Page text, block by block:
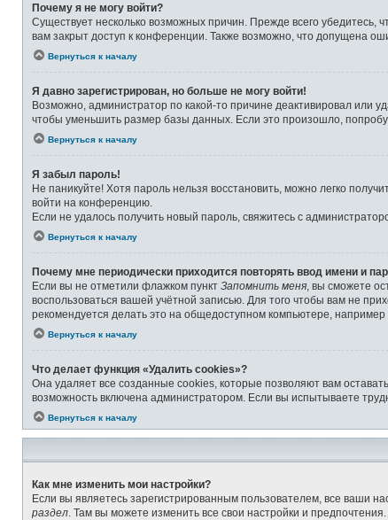
Почему я не могу войти?
Существует несколько возможных причин. Прежде всего
вам закрыт доступ к конференции. Также возможно, что допущена
Вернуться к началу
Я давно зарегистрирован, но больше не могу войти!
Возможно, администратор по какой-то причине деактивировал или
чтобы уменьшить размер базы данных. Если это произошло,
Вернуться к началу
Я забыл пароль!
Не паникуйте! Хотя пароль нельзя восстановить, можно легко
войти на конференцию.
Если не удалось получить новый пароль, свяжитесь с
Вернуться к началу
Почему мне периодически приходится повторять ввод имени и
Если вы не отметили флажком пункт Запомнить меня , вы сможете
воспользоваться вашей учётной записью. Для того чтобы вам не
рекомендуется делать это на общедоступном компьютере,
Вернуться к началу
Что делает функция «Удалить cookies»?
Она удаляет все созданные cookies, которые позволяют вам
возможность включена администратором. Если вы испытываете
Вернуться к началу
Как мне изменить мои настройки?
Если вы являетесь зарегистрированным пользователем, все ваши
раздел . Там вы можете изменить все свои настройки и предпочтения.